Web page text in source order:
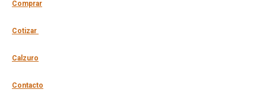
Comprar
Cotizar
Calzuro
Contacto